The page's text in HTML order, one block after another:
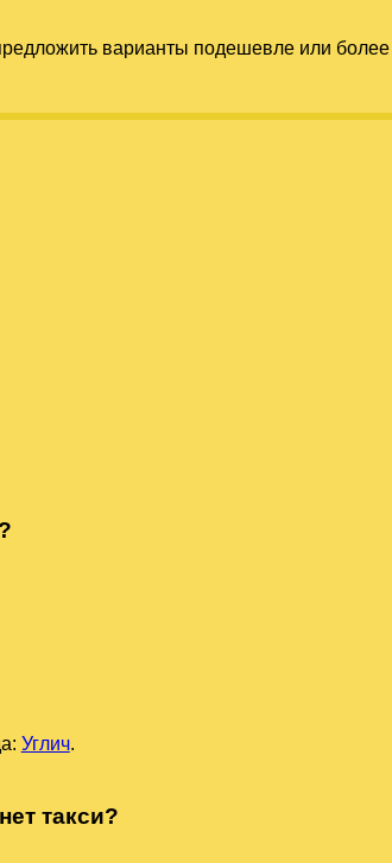
варианты подешевле или
Углич.
такси?